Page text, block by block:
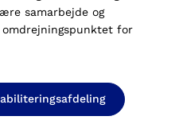
samarbejde og
for